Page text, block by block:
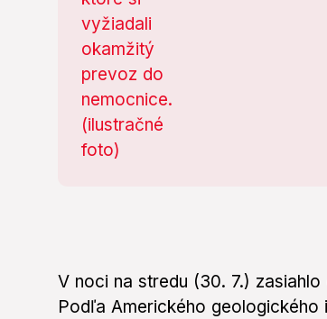
V noci na stredu (30. 7.)
Podľa Amerického geologického